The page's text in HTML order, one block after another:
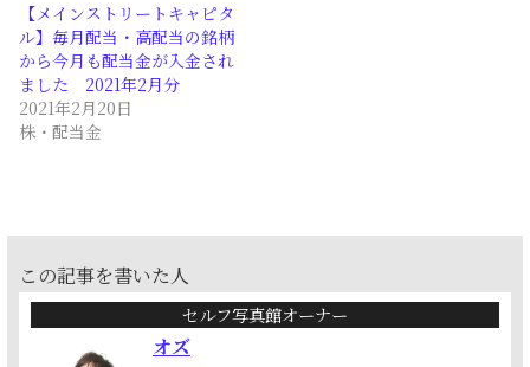
【メインストリートキャピタ
ル】毎月配当・高配当の銘柄
から今月も配当金が入金され
ました 2021年2月分
2021年2月20日
株・配当金
この記事を書いた人
セルフ写真館オーナー
オズ